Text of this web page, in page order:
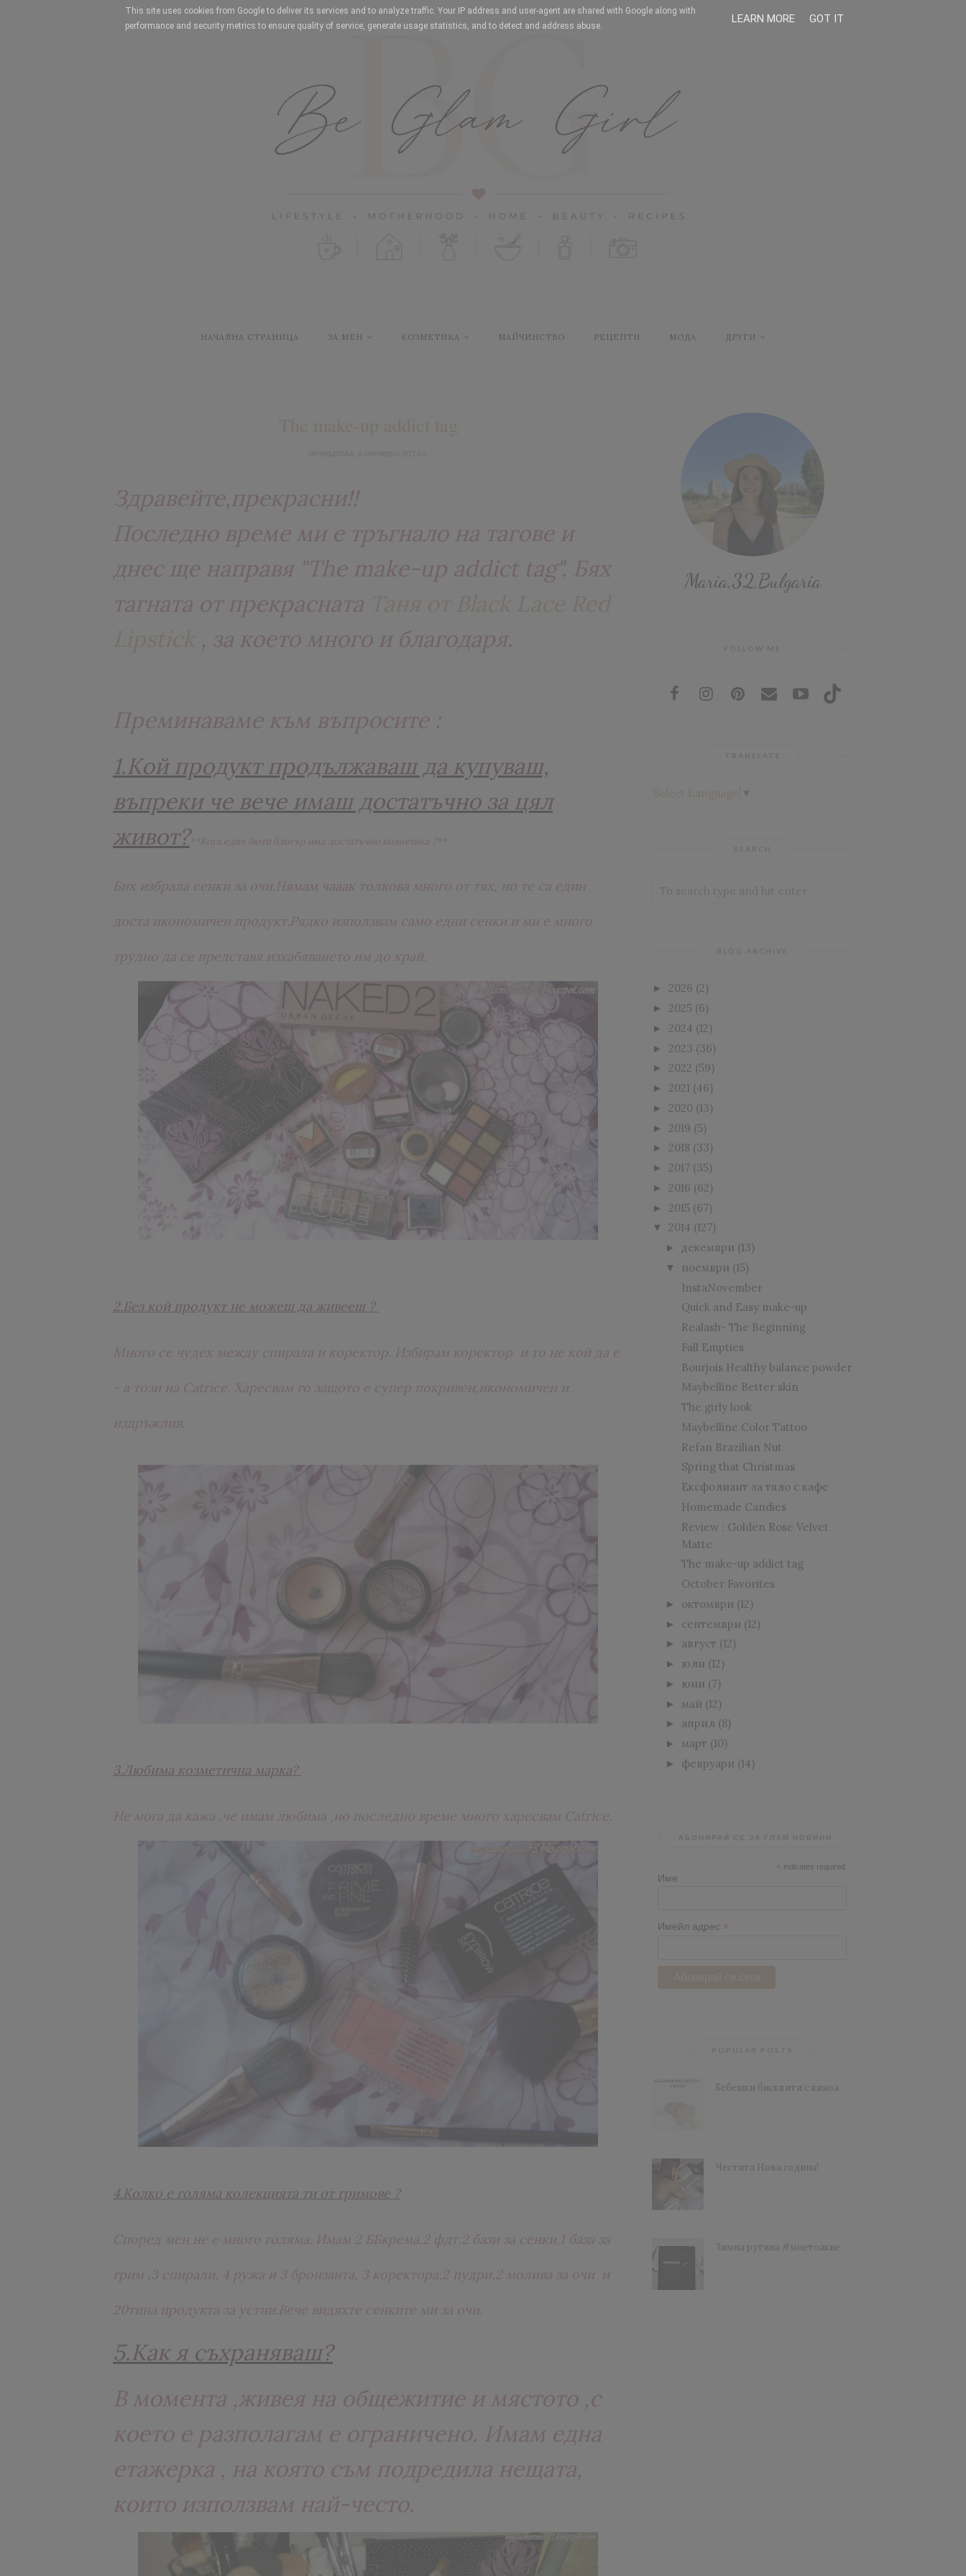
НАЧАЛНА СТРАНИЦА ЗА МЕН КОЗМЕТИКА МАЙЧИНСТВО РЕЦЕПТИ МОДА ДРУГИ
Здравейте,прекрасни!!
Последно време ми е тръгнало на тагове и
днес ще направя "The make-up addict tag". Бях
тагната от прекрасната
, за което много и благодаря.
Преминаваме към въпросите :
1.Кой продукт продължаваш да купуваш,
въпреки че вече имаш достатъчно за цял
живот? **Кога един бюти блогър има достатъчно козметика ?**
Бих избрала сенки за очи.Нямам чааак толкова много от тях, но те са един
доста икономичен продукт.Рядко използвам само едни сенки и ми е много
трудно да се представя изхабяването им до край.
2.Без кой продукт не можеш да живееш ?
Много се чудех между спирала и коректор. Избирам коректор и то не кой да е
- а този на Catrice. Харесвам го защото е супер покривен,икономичен и
издръжлив.
3.Любима козметична марка?
Не мога да кажа ,че имам любима ,но последно време много харесвам Catrice.
4.Колко е голяма колекцията ти от гримове ?
Според мен не е много голяма. Имам 2 ББкрема,2 фдт,2 бази за сенки,1 база за
грим ,3 спирали, 4 ружа и 3 бронзанта, 3 коректора,2 пудри,2 молива за очи и
20тина продукта за устни.Вече видяхте сенките ми за очи.
5.Как я съхраняваш?
В момента ,живея на общежитие и мястото ,с
което е разполагам е ограничено. Имам една
етажерка , на която съм подредила нещата,
които използвам най-често.
Maria,32,Bulgaria
► 2026 (2)
► 2025 (6)
► 2024 (12)
► 2023 (36)
► 2022 (59)
► 2021 (46)
► 2020 (13)
► 2019 (5)
► 2018 (33)
► 2017 (35)
► 2016 (62)
► 2015 (67)
▼ 2014 (127)
► декември (13)
▼ ноември (15)
InstaNovember
Quick and Easy make-up
Realash- The Beginning
Fall Empties
Bourjois Healthy balance powder
Maybelline Better skin
The girly look
Maybelline Color Tattoo
Refan Brazilian Nut
Spring that Christmas
Ексфолиант за тяло с кафе
Homemade Candies
Review : Golden Rose Velvet
Matte
The make-up addict tag
October Favorites
► октомври (12)
► септември (12)
► август (12)
► юли (12)
► юни (7)
► май (12)
► април (8)
► март (10)
► февруари (14)
* indicates required
Име
Имейл адрес *
Бебешки бисквити с киноа
Честита Нова година!
Зимна рутина #моетоакне
This site uses cookies from Google to deliver its services and to analyze traffic. Your IP address and user-agent are shared with Google along with
performance and security metrics to ensure quality of service, generate usage statistics, and to detect and address abuse.
LEARN MORE GOT IT